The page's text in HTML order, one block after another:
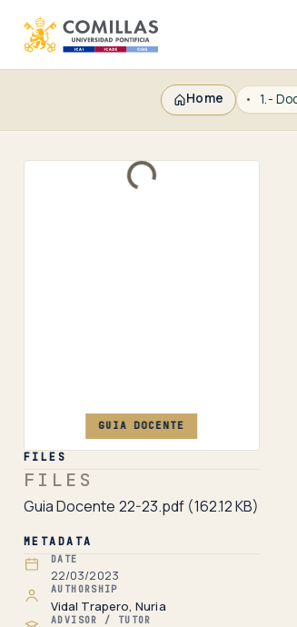
Home 1.-
Loading...
GUIA DOCENTE
FILES
FILES
Guia Docente 22-23.pdf (162.12 KB)
METADATA
DATE
22/03/2023
AUTHORSHIP
Vidal Trapero, Nuria
ADVISOR / TUTOR